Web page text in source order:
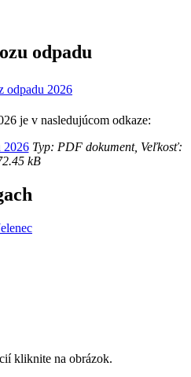
odpadu
je v nasledujúcom odkaze:
2026Typ: PDF dokument, Veľkosť:
kB
kliknite na obrázok.